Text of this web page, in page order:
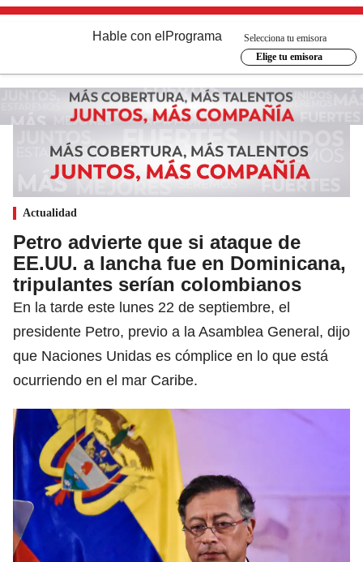
Hable con el Programa
Selecciona tu emisora
Elige tu emisora
Actualidad
Petro advierte que si ataque de
EE.UU. a lancha fue en Dominicana,
tripulantes serían colombianos
En la tarde este lunes 22 de septiembre, el
presidente Petro, previo a la Asamblea General, dijo
que Naciones Unidas es cómplice en lo que está
ocurriendo en el mar Caribe.